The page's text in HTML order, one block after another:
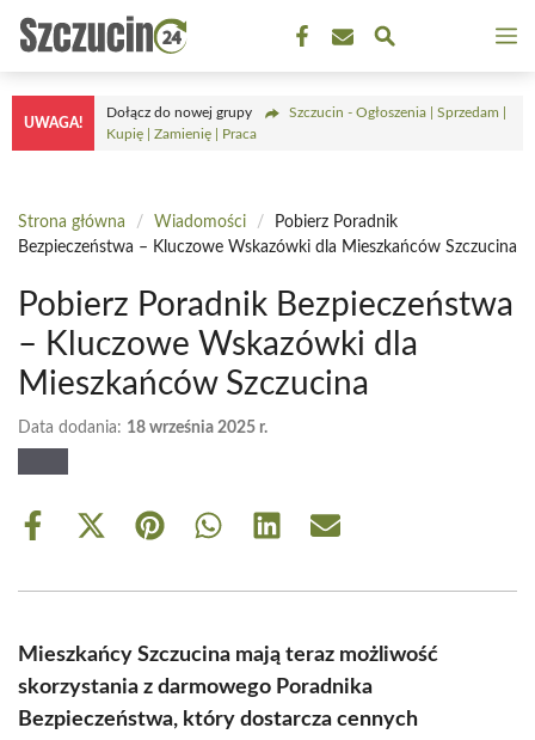
Przejdź
treści
UWAGA!
Dołącz do nowej grupy
Szczucin - Ogłoszenia | Sprzedam |
Kupię | Zamienię | Praca
Strona główna / Wiadomości /
Pobierz Poradnik
Bezpieczeństwa – Kluczowe Wskazówki dla Mieszkańców Szczucina
Pobierz Poradnik Bezpieczeństwa
– Kluczowe Wskazówki dla
Mieszkańców Szczucina
Data dodania: 18 września 2025 r.
Share
Share
(Twitter)
Share Share Share Share
Mieszkańcy Szczucina mają teraz możliwość
skorzystania z darmowego Poradnika
Bezpieczeństwa, który dostarcza cennych